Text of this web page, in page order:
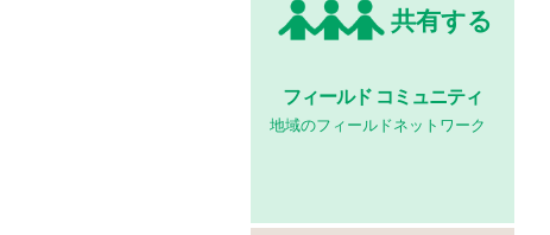
共有する
フィールド コミュニティ
地域のフィールドネットワーク